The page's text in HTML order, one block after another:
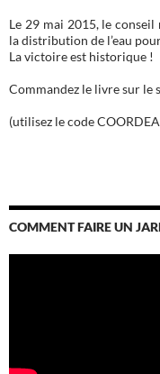
Le 29 mai 2015, le
la distribution de l’eau
La victoire est historique !
Commandez le livre sur le
(utilisez le code
COMMENT FAIRE UN